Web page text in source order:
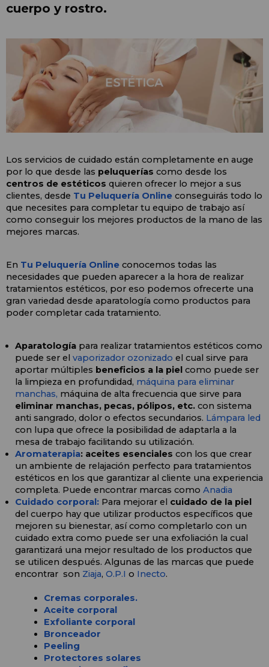
cuerpo y rostro.
Los servicios de cuidado están completamente en auge
por lo que desde las peluquerías
centros de estéticos quieren ofrecer lo mejor a sus
clientes, desde Tu Peluquería Online conseguirás todo lo
que necesites para completar tu equipo de trabajo así
como conseguir los mejores productos de la mano de las
mejores marcas.
En Tu Peluquería Online conocemos todas las
necesidades que pueden aparecer a la hora de realizar
tratamientos estéticos, por eso podemos ofrecerte una
gran variedad desde aparatología como productos para
poder completar cada tratamiento.
Aparatología para realizar tratamientos estéticos como
puede ser el vaporizador ozonizado el cual sirve para
aportar múltiples beneficios a la piel como puede ser
la limpieza en profundidad, máquina para eliminar
manchas, máquina
eliminar manchas, pecas, pólipos, etc. con sistema
anti sangrado, dolor o efectos secundarios. Lámpara led
con lupa que ofrece la posibilidad de adaptarla a la
mesa de trabajo facilitando su utilización.
Aromaterapia: aceites esenciales con los que crear
un ambiente de relajación perfecto para tratamientos
estéticos en los que garantizar al cliente una experiencia
completa. Puede encontrar marcas como Anadia
Cuidado corporal: Para mejorar el cuidado de la piel
del cuerpo hay que utilizar productos específicos que
mejoren su bienestar, así como completarlo con un
cuidado extra como puede ser una exfoliación la cual
garantizará una mejor resultado de los productos que
se utilicen después. Algunas de las marcas que puede
encontrar  son Ziaja, O.P.I o Inecto.
Cremas corporales.
Aceite corporal
Exfoliante corporal
Bronceador
Peeling
Protectores solares